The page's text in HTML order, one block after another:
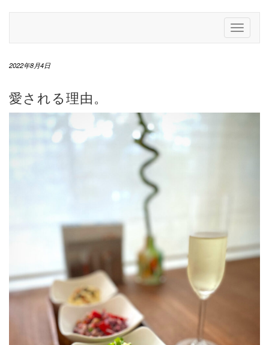
Toggle
2022年8月4日
愛される理由。